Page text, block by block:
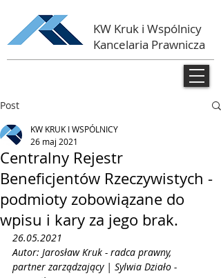
KW Kruk i Wspólnicy
Kancelaria Prawnicza
Post
Centralny Rejestr
Beneficjentów Rzeczywistych -
podmioty zobowiązane do
wpisu i kary za jego brak.
KW KRUK I WSPÓLNICY
26 maj 2021
26.05.2021
Autor: Jarosław Kruk - radca prawny,
partner zarządzający | Sylwia Działo -